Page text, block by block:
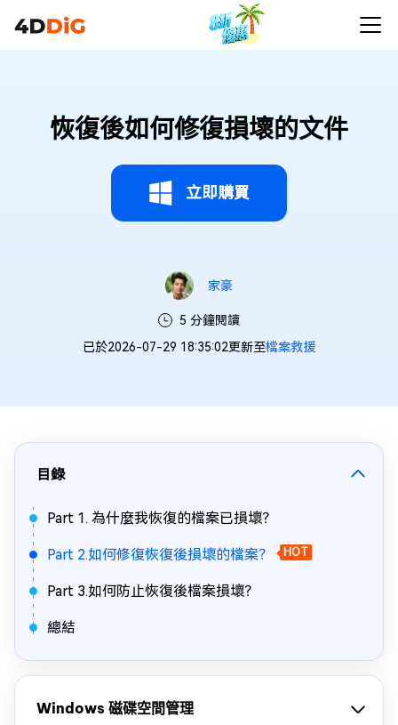
恢復後如何修復損壞的文件
立即購買
家豪
5 分鐘閱讀
已於2026-07-29 18:35:02更新至檔案救援
目錄
Part 1. 為什麼我恢復的檔案已損壞？
Part 2.如何修復恢復後損壞的檔案？ HOT
Part 3.如何防止恢復後檔案損壞？
總結
Windows 磁碟空間管理